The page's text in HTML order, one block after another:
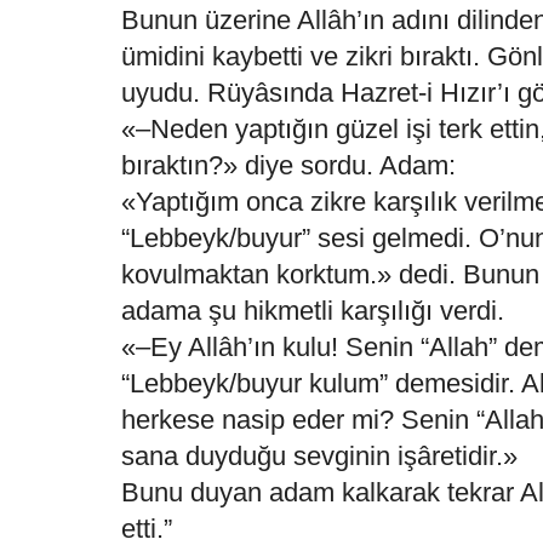
Bunun üzerine Allâh’ın adını
ümidini kaybetti ve zikri bıraktı.
uyudu. Rüyâsında Hazret-i Hızır’ı
«–Neden yaptığın güzel işi terk
bıraktın?» diye sordu. Adam:
«Yaptığım onca zikre karşılık
“Lebbeyk/buyur” sesi gelmedi.
kovulmaktan korktum.» dedi. Bunun
adama şu hikmetli karşılığı verdi.
«–Ey Allâh’ın kulu! Senin “Allah”
“Lebbeyk/buyur kulum” demesidir.
herkese nasip eder mi? Senin
sana duyduğu sevginin işâretidir.»
Bunu duyan adam kalkarak tekrar
etti.”